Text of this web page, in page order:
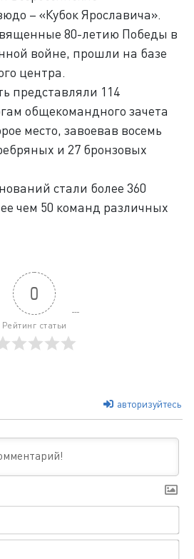
– «Кубок Ярославича».
80-летию Победы в
войне, прошли на базе
центра.
представляли 114
общекомандного зачета
место, завоевав восемь
и 27 бронзовых
стали более 360
чем 50 команд различных
0
Рейтинг статьи
авторизуйтесь